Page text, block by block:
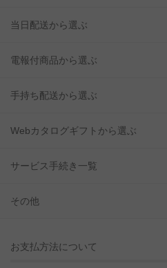
当日配送から選ぶ
電報付商品から選ぶ
手持ち配送から選ぶ
Webカタログギフトから選ぶ
サービス手続き一覧
その他
お支払方法について